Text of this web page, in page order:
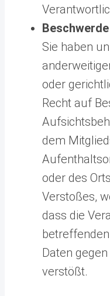
Sie haben
oder
Recht auf
dem
oder des
Verstoßes,
dass die
Daten
verstößt.